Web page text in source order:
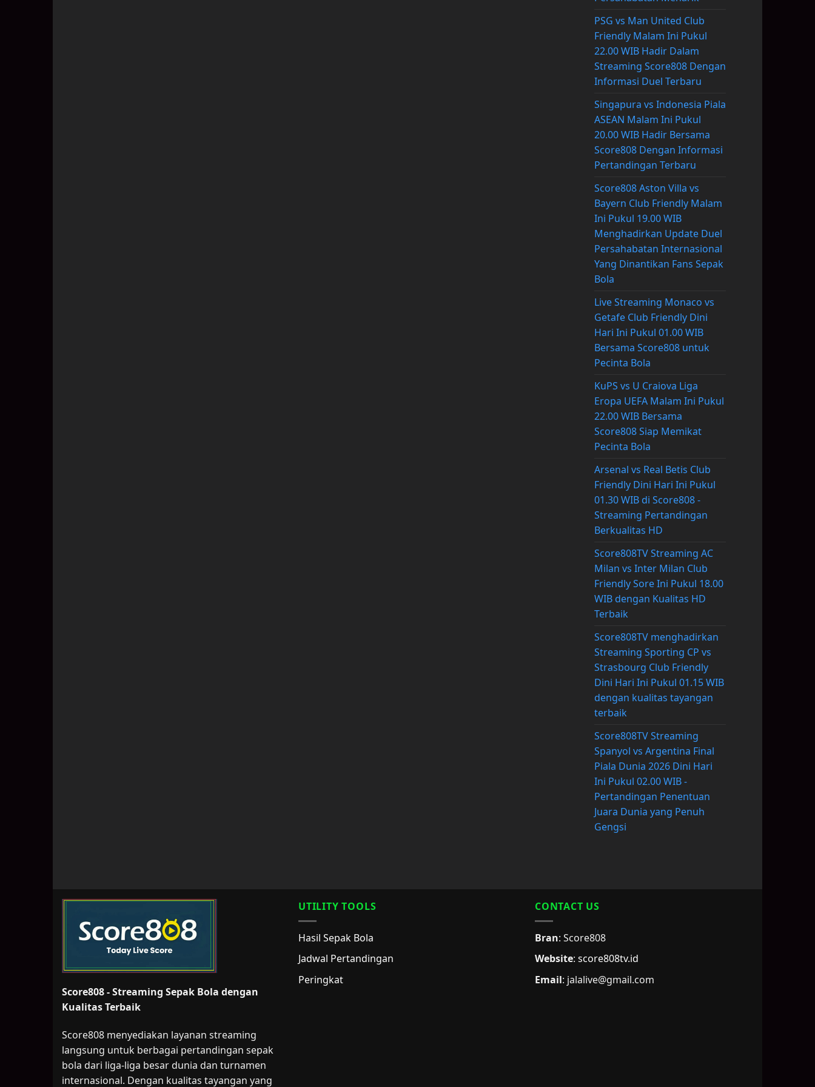
PSG vs Man United Club
Friendly Malam Ini Pukul
22.00 WIB Hadir Dalam
Streaming Score808 Dengan
Informasi Duel Terbaru
Singapura vs Indonesia Piala
ASEAN Malam Ini Pukul
20.00 WIB Hadir Bersama
Score808 Dengan Informasi
Pertandingan Terbaru
Score808 Aston Villa vs
Bayern Club Friendly Malam
Ini Pukul 19.00 WIB
Menghadirkan Update Duel
Persahabatan Internasional
Yang Dinantikan Fans Sepak
Bola
Live Streaming Monaco vs
Getafe Club Friendly Dini
Hari Ini Pukul 01.00 WIB
Bersama Score808 untuk
Pecinta Bola
KuPS vs U Craiova Liga
Eropa UEFA Malam Ini Pukul
22.00 WIB Bersama
Score808 Siap Memikat
Pecinta Bola
Arsenal vs Real Betis Club
Friendly Dini Hari Ini Pukul
01.30 WIB di Score808 -
Streaming Pertandingan
Berkualitas HD
Score808TV Streaming AC
Milan vs Inter Milan Club
Friendly Sore Ini Pukul 18.00
WIB dengan Kualitas HD
Terbaik
Score808TV menghadirkan
Streaming Sporting CP vs
Strasbourg Club Friendly
Dini Hari Ini Pukul 01.15 WIB
dengan kualitas tayangan
terbaik
Score808TV Streaming
Spanyol vs Argentina Final
Piala Dunia 2026 Dini Hari
Ini Pukul 02.00 WIB -
Pertandingan Penentuan
Juara Dunia yang Penuh
Gengsi
Score808 - Streaming Sepak Bola dengan
Kualitas Terbaik
Score808 menyediakan layanan streaming
langsung untuk berbagai pertandingan sepak
bola dari liga-liga besar dunia dan turnamen
internasional. Dengan kualitas tayangan yang
UTILITY TOOLS
Hasil Sepak Bola
Jadwal Pertandingan
Peringkat
CONTACT US
Bran: Score808
Website: score808tv.id
Email: jalalive@gmail.com